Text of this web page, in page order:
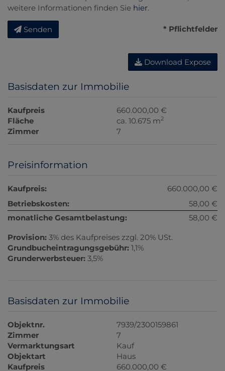
weitere Informationen finden Sie hier.
Senden * Pflichtfelder
Download Expose
Basisdaten zur Immobilie
Kaufpreis
660.000,00 €
Fläche
ca. 10.675 m2
Zimmer 7
Preisinformation
Kaufpreis:
660.000,00 €
Betriebskosten:
58,00 €
monatliche Gesamtbelastung:
58,00 €
Provision: 3% des Kaufpreises zzgl. 20% USt.
Grundbucheintragungsgebühr: 1,1%
Grunderwerbsteuer: 3,5%
Basisdaten zur Immobilie
Objektnr.
7939/2300159861
Zimmer
7
Vermarktungsart
Kauf
Objektart
Haus
Kaufpreis
660.000,00 €